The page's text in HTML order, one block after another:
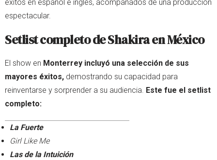
éxitos en español e inglés, acompañados de una producción
espectacular.
Setlist completo de Shakira en México
El show en Monterrey incluyó una selección de sus
mayores éxitos, demostrando su capacidad para
reinventarse y sorprender a su audiencia. Este fue el setlist
completo:
La Fuerte
Girl Like Me
Las de la Intuición